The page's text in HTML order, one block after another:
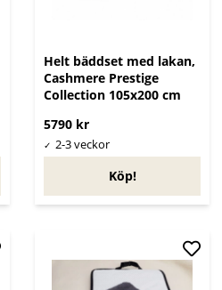
Helt bäddset med lakan,
Cashmere Prestige
Collection 105x200 cm
5790 kr
Köp!